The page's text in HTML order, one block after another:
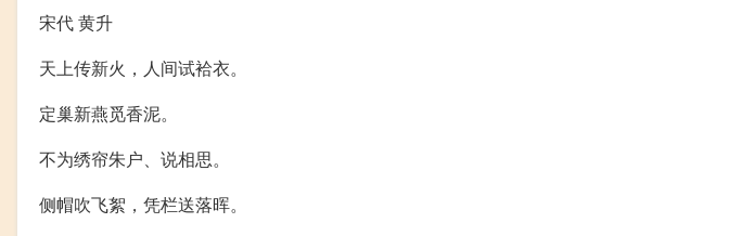
宋代 黄升
天上传新火，人间试袷衣。
定巢新燕觅香泥。
不为绣帘朱户、说相思。
侧帽吹飞絮，凭栏送落晖。